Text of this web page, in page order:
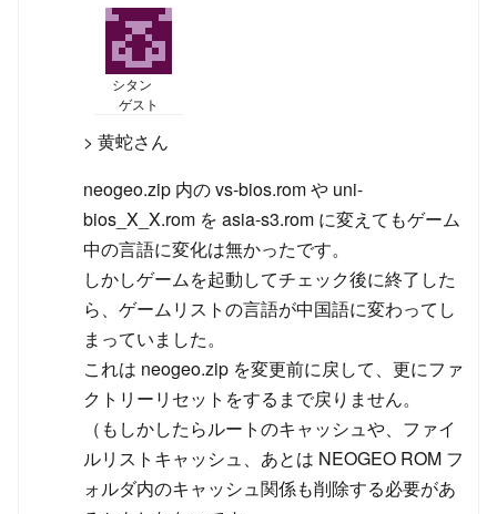
シタン
ゲスト
> 黄蛇さん
neogeo.zip 内の vs-bios.rom や uni-
bios_X_X.rom を asia-s3.rom に変えてもゲーム
中の言語に変化は無かったです。
しかしゲームを起動してチェック後に終了した
ら、ゲームリストの言語が中国語に変わってし
まっていました。
これは neogeo.zip を変更前に戻して、更にファ
クトリーリセットをするまで戻りません。
（もしかしたらルートのキャッシュや、ファイ
ルリストキャッシュ、あとは NEOGEO ROM フ
ォルダ内のキャッシュ関係も削除する必要があ